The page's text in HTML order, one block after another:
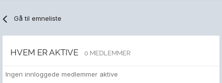
Gå til emneliste
HVEM ER AKTIVE 0 MEDLEMMER
Ingen innloggede medlemmer aktive